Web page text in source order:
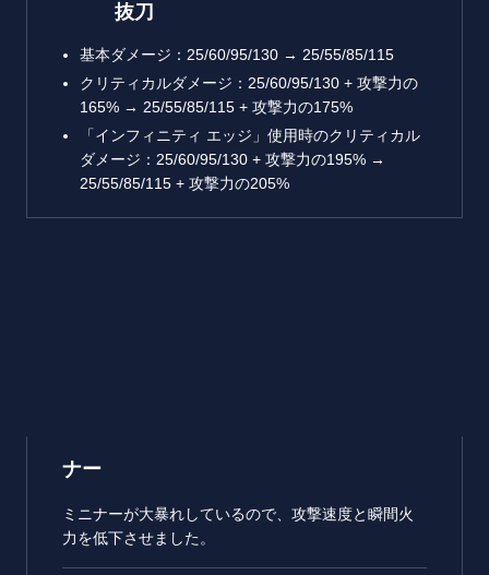
抜刀
基本ダメージ：25/60/95/130 → 25/55/85/115
クリティカルダメージ：25/60/95/130 + 攻撃力の
165% → 25/55/85/115 + 攻撃力の175%
「インフィニティ エッジ」使用時のクリティカル
ダメージ：25/60/95/130 + 攻撃力の195% →
25/55/85/115 + 攻撃力の205%
ナー
ミニナーが大暴れしているので、攻撃速度と瞬間火
力を低下させました。